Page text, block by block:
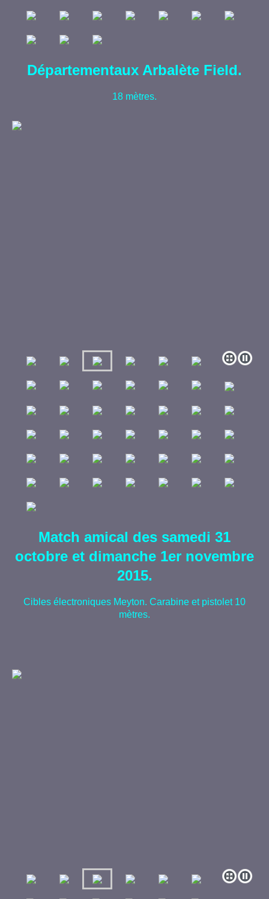
Départementaux Arbalète Field.
18 mètres.
Match amical des samedi 31
octobre et dimanche 1er novembre
2015.
Cibles électroniques Meyton. Carabine et pistolet 10
mètres.